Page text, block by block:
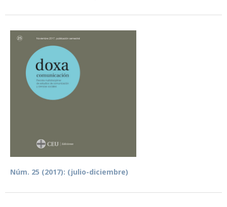
Núm. 25 (2017): (julio-diciembre)